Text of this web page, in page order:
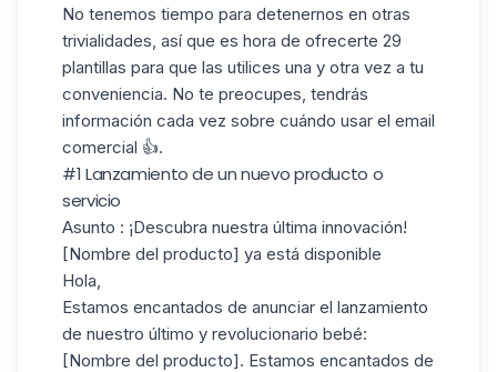
No tenemos tiempo para detenernos en otras
trivialidades, así que es hora de ofrecerte 29
plantillas para que las utilices una y otra vez a tu
conveniencia. No te preocupes, tendrás
información cada vez sobre cuándo usar el email
comercial 👍.
#1 Lanzamiento de un nuevo producto o
servicio
Asunto : ¡Descubra nuestra última innovación!
[Nombre del producto] ya está disponible
Hola,
Estamos encantados de anunciar el lanzamiento
de nuestro último y revolucionario bebé:
[Nombre del producto]. Estamos encantados de